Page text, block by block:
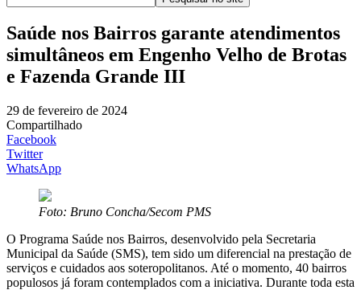
Saúde nos Bairros garante atendimentos
simultâneos em Engenho Velho de Brotas
e Fazenda Grande III
29 de fevereiro de 2024
Compartilhado
Facebook
Twitter
WhatsApp
Foto: Bruno Concha/Secom PMS
O Programa Saúde nos Bairros, desenvolvido pela Secretaria
Municipal da Saúde (SMS), tem sido um diferencial na prestação de
serviços e cuidados aos soteropolitanos. Até o momento, 40 bairros
populosos já foram contemplados com a iniciativa. Durante toda esta